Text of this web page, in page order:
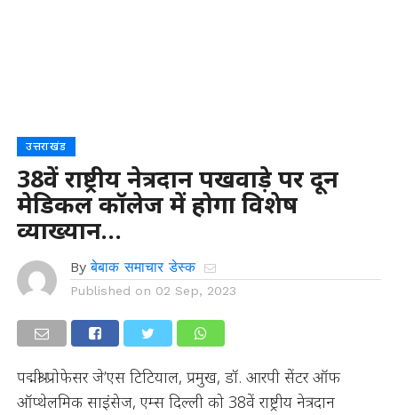
उत्तराखंड
38वें राष्ट्रीय नेत्रदान पखवाड़े पर दून
मेडिकल कॉलेज में होगा विशेष
व्याख्यान…
By बेबाक समाचार डेस्क
Published on 02 Sep, 2023
पद्मश्री प्रोफेसर जे’एस टिटियाल, प्रमुख, डॉ. आरपी सेंटर ऑफ
ऑप्थेलमिक साइंसेज, एम्स दिल्ली को 38वें राष्ट्रीय नेत्रदान